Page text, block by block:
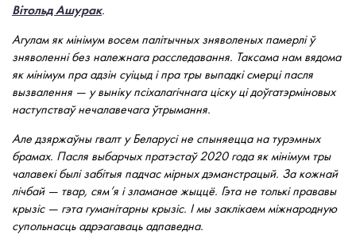
Вітольд Ашурак.
Агулам як мінімум восем палітычных зняволеных памерлі ў
зняволенні без належнага расследавання. Таксама нам вядома
як мінімум пра адзін суіцыд і пра тры выпадкі смерці пасля
вызвалення — у выніку псіхалагічнага ціску ці доўгатэрміновых
наступстваў нечалавечага ўтрымання.
Але дзяржаўны гвалт у Беларусі не спыняецца на турэмных
брамах. Пасля выбарчых пратэстаў 2020 года як мінімум тры
чалавекі былі забітыя падчас мірных дэманстрацый. За кожнай
лічбай — твар, сям’я і зламанае жыццё. Гэта не толькі прававы
крызіс — гэта гуманітарны крызіс. І мы заклікаем міжнародную
супольнасць адрэагаваць адпаведна.